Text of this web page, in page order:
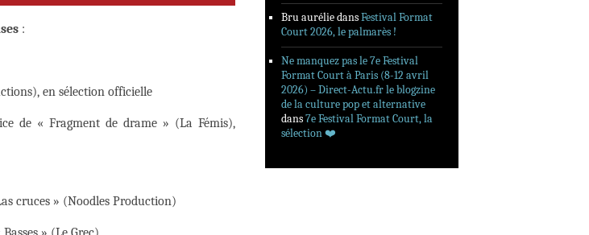
:
en sélection officielle
de « Fragment de drame » (La Fémis),
cruces » (Noodles Production)
Bru auréliedansFestival Format
Court 2026, le palmarès !
Ne manquez pas le 7e Festival
Format Court à Paris (8-12 avril
2026) – Direct-Actu.fr le blogzine
de la culture pop et alternative
dans7e Festival Format Court, la
sélection ❤️‍